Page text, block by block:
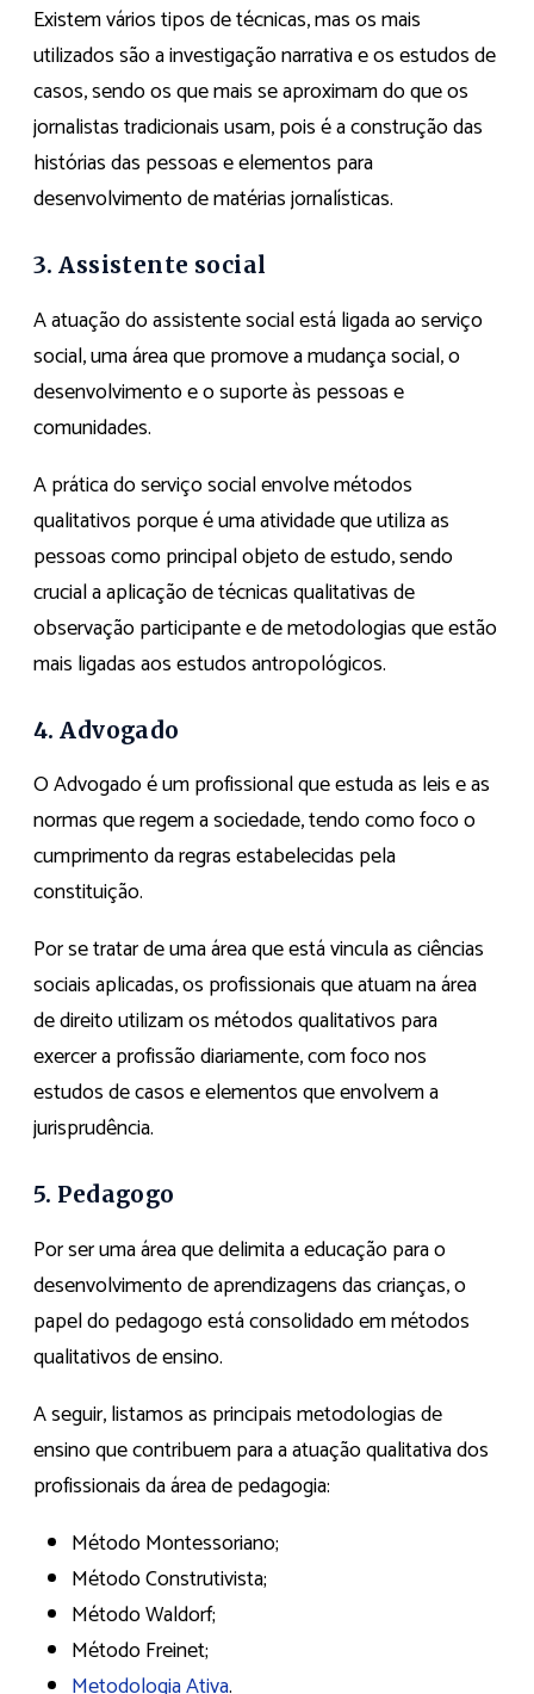
Existem vários tipos de técnicas, mas os mais
utilizados são a investigação narrativa e os estudos de
casos, sendo os que mais se aproximam do que os
jornalistas tradicionais usam, pois é a construção das
histórias das pessoas e elementos para
desenvolvimento de matérias jornalísticas.
3. Assistente social
A atuação do assistente social está ligada ao serviço
social, uma área que promove a mudança social, o
desenvolvimento e o suporte às pessoas e
comunidades.
A prática do serviço social envolve métodos
qualitativos porque é uma atividade que utiliza as
pessoas como principal objeto de estudo, sendo
crucial a aplicação de técnicas qualitativas de
observação participante e de metodologias que estão
mais ligadas aos estudos antropológicos.
4. Advogado
O Advogado é um profissional que estuda as leis e as
normas que regem a sociedade, tendo como foco o
cumprimento da regras estabelecidas pela
constituição.
Por se tratar de uma área que está vincula as ciências
sociais aplicadas, os profissionais que atuam na área
de direito utilizam os métodos qualitativos para
exercer a profissão diariamente, com foco nos
estudos de casos e elementos que envolvem a
jurisprudência.
5. Pedagogo
Por ser uma área que delimita a educação para o
desenvolvimento de aprendizagens das crianças, o
papel do pedagogo está consolidado em métodos
qualitativos de ensino.
A seguir, listamos as principais metodologias de
ensino que contribuem para a atuação qualitativa dos
profissionais da área de pedagogia:
Método Montessoriano;
Método Construtivista;
Método Waldorf;
Método Freinet;